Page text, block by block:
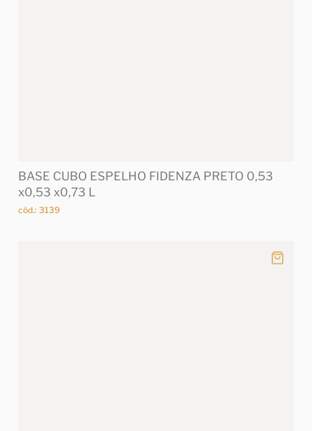
BASE CUBO ESPELHO FIDENZA PRETO 0,53
x0,53 x0,73 L
cód.: 3139